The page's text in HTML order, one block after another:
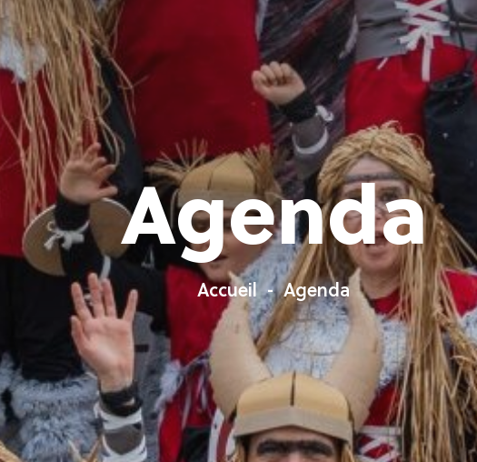
Agenda
Accueil Agenda